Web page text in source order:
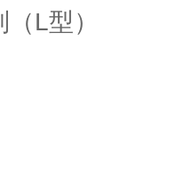
L型）